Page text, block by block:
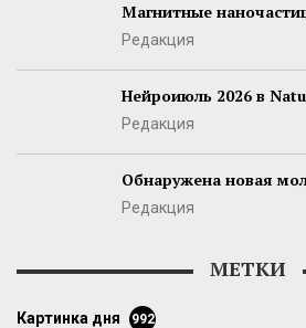
Магнитные
Редакция
Нейроиюль 2026 в
Редакция
Обнаружена новая
Редакция
МЕТКИ
картинка дня 992